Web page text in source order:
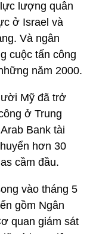
lượng quân
ở Israel và
Và ngân
cuộc tấn công
năm 2000.
Mỹ đã trở
ở Trung
Bank tài
hơn 30
cầm đầu.
vào tháng 5
gồm Ngân
quan giám sát